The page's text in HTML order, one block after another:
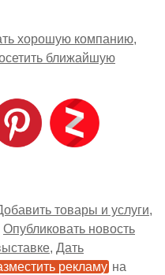
хорошую компанию
ближайшую
товары и услуги
Опубликовать новость
Дать
рекламу на